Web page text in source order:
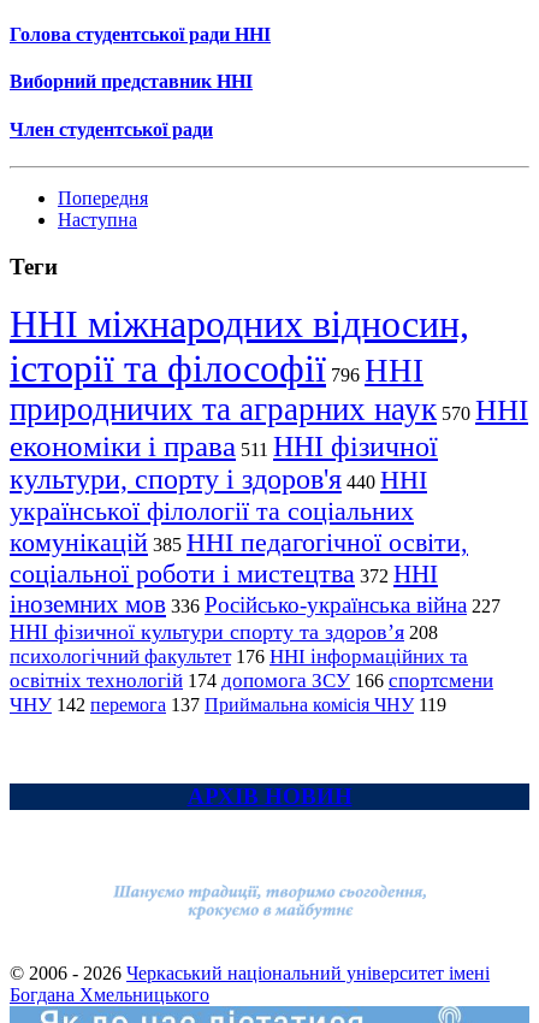
Голова студентської ради ННІ
Виборний представник ННІ
Член студентської ради
Попередня
Наступна
Теги
ННІ міжнародних відносин,
історії та філософії 796 ННІ
природничих та аграрних наук 570 ННІ
економіки і права 511 ННІ фізичної
культури, спорту і здоров'я 440 ННІ
української філології та соціальних
комунікацій 385 ННІ педагогічної освіти,
соціальної роботи і мистецтва 372 ННІ
іноземних мов 336 Російсько-українська війна 227
ННІ фізичної культури спорту та здоров’я 208
психологічний факультет 176 ННІ інформаційних та
освітніх технологій 174 допомога ЗСУ 166 спортсмени
ЧНУ 142 перемога 137 Приймальна комісія ЧНУ 119
АРХІВ НОВИН
© 2006 - 2026 Черкаський національний університет імені
Богдана Хмельницького